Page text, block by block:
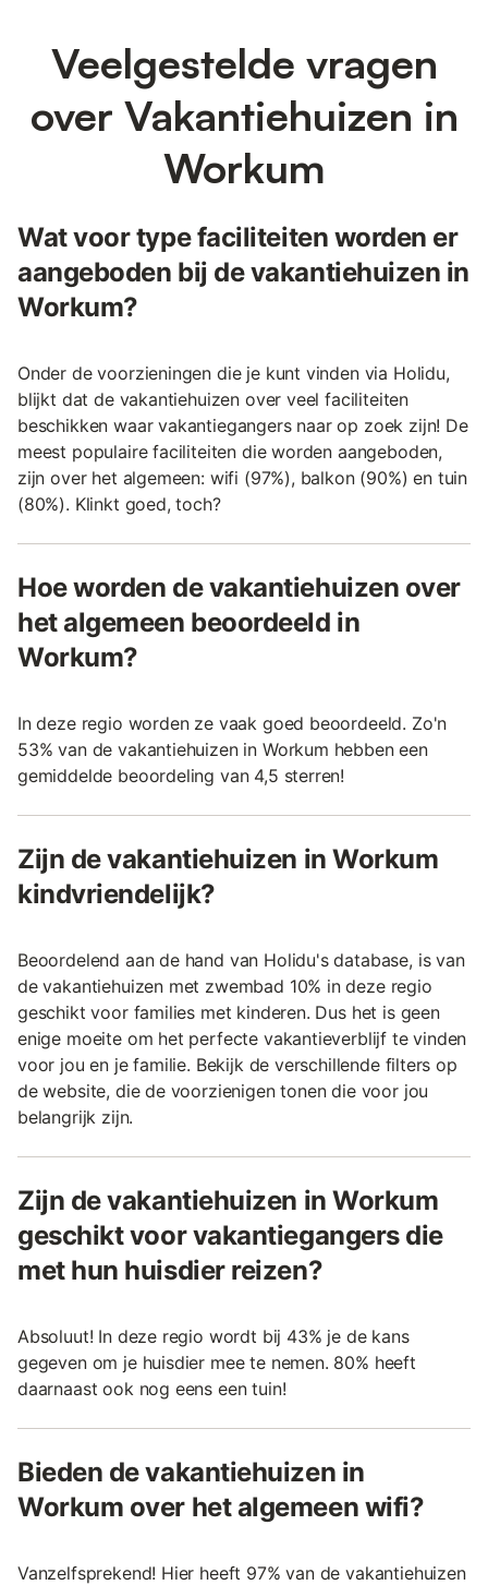
Veelgestelde vragen
over Vakantiehuizen in
Workum
Wat voor type faciliteiten worden er
aangeboden bij de vakantiehuizen in
Workum?
Onder de voorzieningen die je kunt vinden via Holidu,
blijkt dat de vakantiehuizen over veel faciliteiten
beschikken waar vakantiegangers naar op zoek zijn! De
meest populaire faciliteiten die worden aangeboden,
zijn over het algemeen: wifi (97%), balkon (90%) en tuin
(80%). Klinkt goed, toch?
Hoe worden de vakantiehuizen over
het algemeen beoordeeld in
Workum?
In deze regio worden ze vaak goed beoordeeld. Zo'n
53% van de vakantiehuizen in Workum hebben een
gemiddelde beoordeling van 4,5 sterren!
Zijn de vakantiehuizen in Workum
kindvriendelijk?
Beoordelend aan de hand van Holidu's database, is van
de vakantiehuizen met zwembad 10% in deze regio
geschikt voor families met kinderen. Dus het is geen
enige moeite om het perfecte vakantieverblijf te vinden
voor jou en je familie. Bekijk de verschillende filters op
de website, die de voorzienigen tonen die voor jou
belangrijk zijn.
Zijn de vakantiehuizen in Workum
geschikt voor vakantiegangers die
met hun huisdier reizen?
Absoluut! In deze regio wordt bij 43% je de kans
gegeven om je huisdier mee te nemen. 80% heeft
daarnaast ook nog eens een tuin!
Bieden de vakantiehuizen in
Workum over het algemeen wifi?
Vanzelfsprekend! Hier heeft 97% van de vakantiehuizen